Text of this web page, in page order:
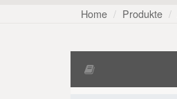
Home Produkte